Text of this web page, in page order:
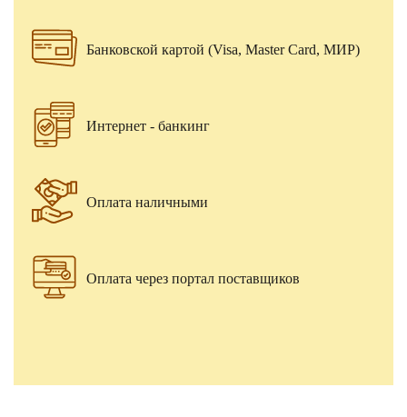
Банковской картой (Visa, Master Card, МИР)
Интернет - банкинг
Оплата наличными
Оплата через портал поставщиков